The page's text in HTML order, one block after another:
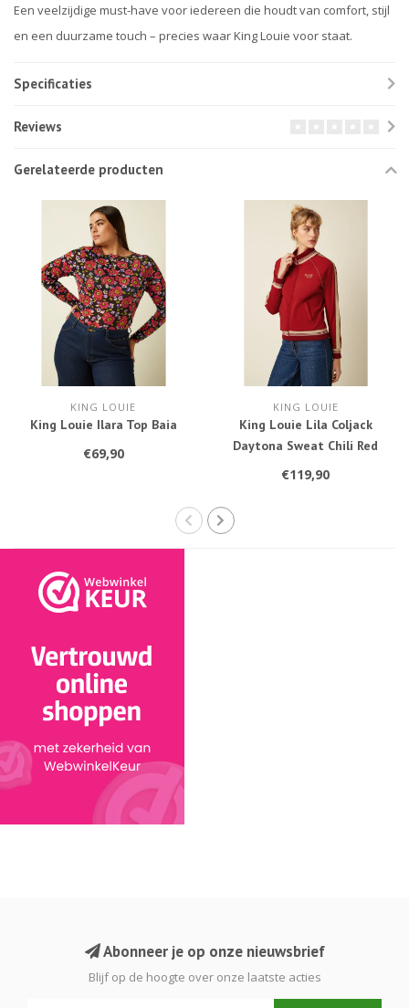
Een veelzijdige must-have voor iedereen die houdt van comfort, stijl
en een duurzame touch – precies waar King Louie voor staat.
Specificaties
Reviews
Gerelateerde producten
KING LOUIE
King Louie Ilara Top Baia
€69,90
KING LOUIE
King Louie Lila Coljack
Daytona Sweat Chili Red
€119,90
Abonneer je op onze nieuwsbrief
Blijf op de hoogte over onze laatste acties